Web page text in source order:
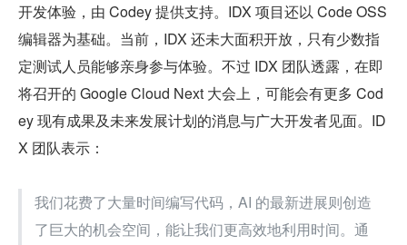
开发体验，由 Codey 提供支持。IDX 项目还以 Code OSS
编辑器为基础。当前，IDX 还未大面积开放，只有少数指
定测试人员能够亲身参与体验。不过 IDX 团队透露，在即
将召开的 Google Cloud Next 大会上，可能会有更多 Cod
ey 现有成果及未来发展计划的消息与广大开发者见面。ID
X 团队表示：
我们花费了大量时间编写代码，AI 的最新进展则创造
了巨大的机会空间，能让我们更高效地利用时间。通